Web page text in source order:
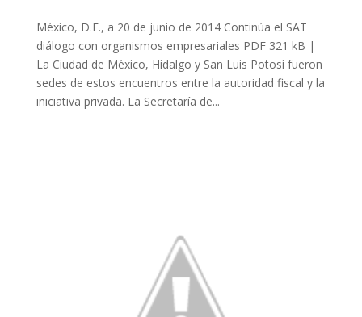
México, D.F., a 20 de junio de 2014 Continúa el SAT
diálogo con organismos empresariales PDF 321 kB |
La Ciudad de México, Hidalgo y San Luis Potosí fueron
sedes de estos encuentros entre la autoridad fiscal y la
iniciativa privada. La Secretaría de...